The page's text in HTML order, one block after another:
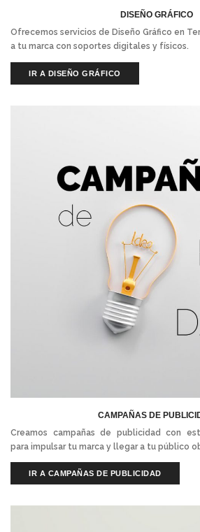
DISEÑO GRÁFICO
Ofrecemos servicios de Diseño Gráfico en
a tu marca con soportes digitales y físicos.
IR A DISEÑO GRÁFICO
CAMPAÑAS DE
Creamos campañas de publicidad con
para impulsar tu marca y llegar a tu público
IR A CAMPAÑAS DE PUBLICIDAD